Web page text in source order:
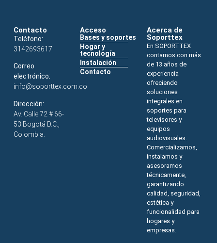
Contacto
Teléfono:
3142693617
Correo
electrónico:
info@soporttex.com.co
Dirección:
Av. Calle 72 # 66-
53 Bogotá D.C.,
Colombia.
Acceso
Bases y soportes
Hogar y
tecnología
Instalación
Contacto
Acerca de
Soporttex
En SOPORTTEX
contamos con más
de 13 años de
experiencia
ofreciendo
soluciones
integrales en
soportes para
televisores y
equipos
audiovisuales.
Comercializamos,
instalamos y
asesoramos
técnicamente,
garantizando
calidad, seguridad,
estética y
funcionalidad para
hogares y
empresas.